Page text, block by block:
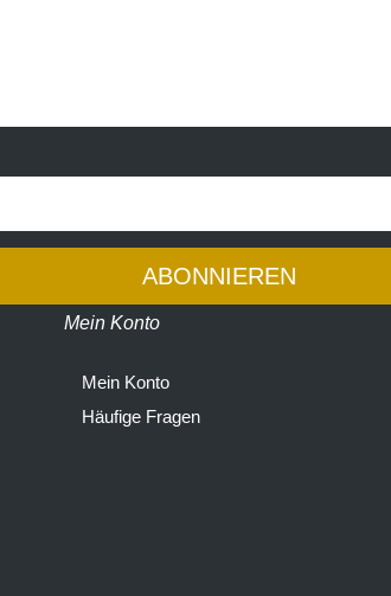
ABONNIEREN
Mein Konto
Mein Konto
Häufige Fragen